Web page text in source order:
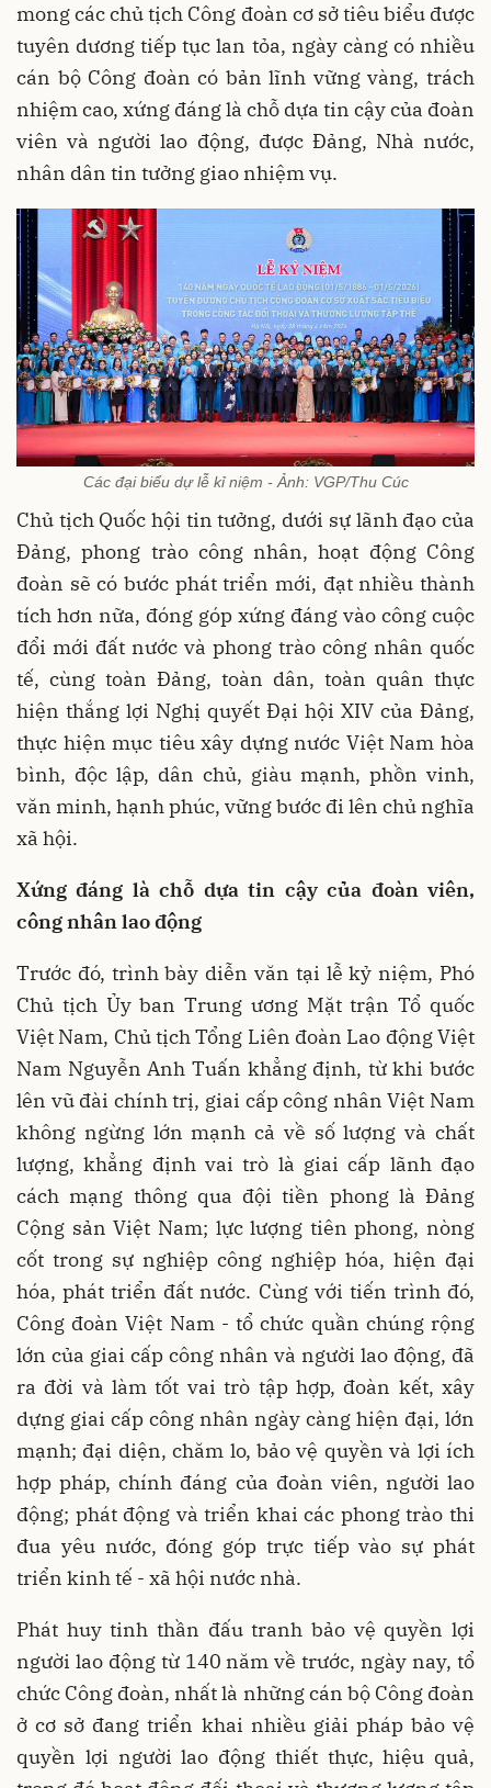
mong các chủ tịch Công đoàn cơ sở tiêu biểu được
tuyên dương tiếp tục lan tỏa, ngày càng có nhiều
cán bộ Công đoàn có bản lĩnh vững vàng, trách
nhiệm cao, xứng đáng là chỗ dựa tin cậy của đoàn
viên và người lao động, được Đảng, Nhà nước,
nhân dân tin tưởng giao nhiệm vụ.
Các đại biểu dự lễ kỉ niệm - Ảnh: VGP/Thu Cúc
Chủ tịch Quốc hội tin tưởng, dưới sự lãnh đạo của
Đảng, phong trào công nhân, hoạt động Công
đoàn sẽ có bước phát triển mới, đạt nhiều thành
tích hơn nữa, đóng góp xứng đáng vào công cuộc
đổi mới đất nước và phong trào công nhân quốc
tế, cùng toàn Đảng, toàn dân, toàn quân thực
hiện thắng lợi Nghị quyết Đại hội XIV của Đảng,
thực hiện mục tiêu xây dựng nước Việt Nam hòa
bình, độc lập, dân chủ, giàu mạnh, phồn vinh,
văn minh, hạnh phúc, vững bước đi lên chủ nghĩa
xã hội.
Xứng đáng là chỗ dựa tin cậy của đoàn viên,
công nhân lao động
Trước đó, trình bày diễn văn tại lễ kỷ niệm, Phó
Chủ tịch Ủy ban Trung ương Mặt trận Tổ quốc
Việt Nam, Chủ tịch Tổng Liên đoàn Lao động Việt
Nam Nguyễn Anh Tuấn khẳng định, từ khi bước
lên vũ đài chính trị, giai cấp công nhân Việt Nam
không ngừng lớn mạnh cả về số lượng và chất
lượng, khẳng định vai trò là giai cấp lãnh đạo
cách mạng thông qua đội tiền phong là Đảng
Cộng sản Việt Nam; lực lượng tiên phong, nòng
cốt trong sự nghiệp công nghiệp hóa, hiện đại
hóa, phát triển đất nước. Cùng với tiến trình đó,
Công đoàn Việt Nam - tổ chức quần chúng rộng
lớn của giai cấp công nhân và người lao động, đã
ra đời và làm tốt vai trò tập hợp, đoàn kết, xây
dựng giai cấp công nhân ngày càng hiện đại, lớn
mạnh; đại diện, chăm lo, bảo vệ quyền và lợi ích
hợp pháp, chính đáng của đoàn viên, người lao
động; phát động và triển khai các phong trào thi
đua yêu nước, đóng góp trực tiếp vào sự phát
triển kinh tế - xã hội nước nhà.
Phát huy tinh thần đấu tranh bảo vệ quyền lợi
người lao động từ 140 năm về trước, ngày nay, tổ
chức Công đoàn, nhất là những cán bộ Công đoàn
ở cơ sở đang triển khai nhiều giải pháp bảo vệ
quyền lợi người lao động thiết thực, hiệu quả,